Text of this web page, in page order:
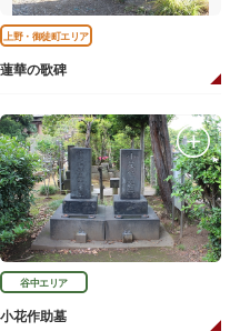
上野・御徒町エリア
蓮華の歌碑
谷中エリア
小花作助墓